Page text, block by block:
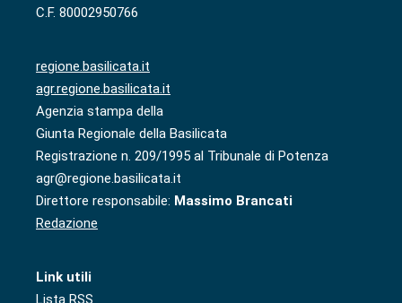
C.F. 80002950766
regione.basilicata.it
agr.regione.basilicata.it
Agenzia stampa della
Giunta Regionale della Basilicata
Registrazione n. 209/1995 al Tribunale di Potenza
agr@regione.basilicata.it
Direttore responsabile: Massimo Brancati
Redazione
Link utili
Lista RSS